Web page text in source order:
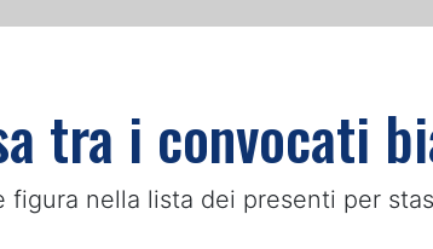
tra i convocati
nella lista dei presenti per